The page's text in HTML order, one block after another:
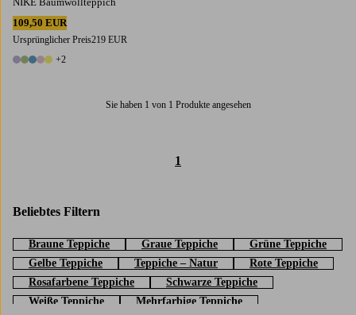
109,50 EUR
Ursprünglicher Preis219 EUR
7 Farben
+2
Sie haben 1 von 1 Produkte angesehen
1
Beliebtes Filtern
Braune Teppiche Graue Teppiche
Grüne Teppiche
Gelbe Teppiche
Teppiche – Natur
Rote Teppiche
Rosafarbene Teppiche
Schwarze Teppiche
Weiße Teppiche
Mehrfarbige Teppiche